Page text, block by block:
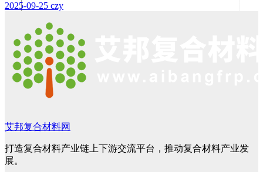
2025-09-25 czy
艾邦复合材料网
打造复合材料产业链上下游交流平台，推动复合材料产业发
展。